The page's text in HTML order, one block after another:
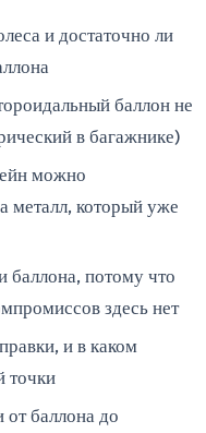
и достаточно ли
баллон не
в багажнике)
можно
металл, который уже
баллона, потому что
здесь нет
и в каком
точки
баллона до